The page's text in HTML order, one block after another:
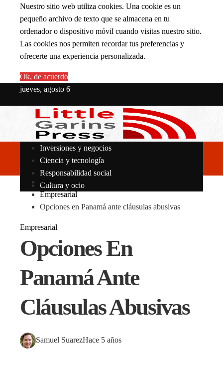
Nuestro sitio web utiliza cookies. Una cookie es un
pequeño archivo de texto que se almacena en tu
ordenador o dispositivo móvil cuando visitas nuestro sitio.
Las cookies nos permiten recordar tus preferencias y
ofrecerte una experiencia personalizada.
Ok, de acuerdo
jueves, agosto 6
Inversiones y negocios
Ciencia y tecnología
Responsabilidad social
Cultura y ocio
Inicio
Empresarial
Opciones en Panamá ante cláusulas abusivas
Empresarial
Opciones En
Panamá Ante
Cláusulas Abusivas
Samuel SuarezHace 5 años